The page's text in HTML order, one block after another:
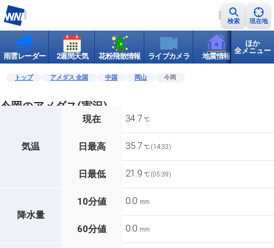
検索 現在地
雨雲レーダー 2週間天気 花粉飛散情報 ライブカメラ 地震情報 世界天
ほか
全メニュー
トップ アメダス 全国 中国 岡山 今岡
今岡のアメダス(実況)
気温
現在 34.7 ℃
日最高 35.7 ℃ (14:33)
日最低 21.9 ℃ (05:39)
降水量
10分値 0.0 mm
60分値 0.0 mm